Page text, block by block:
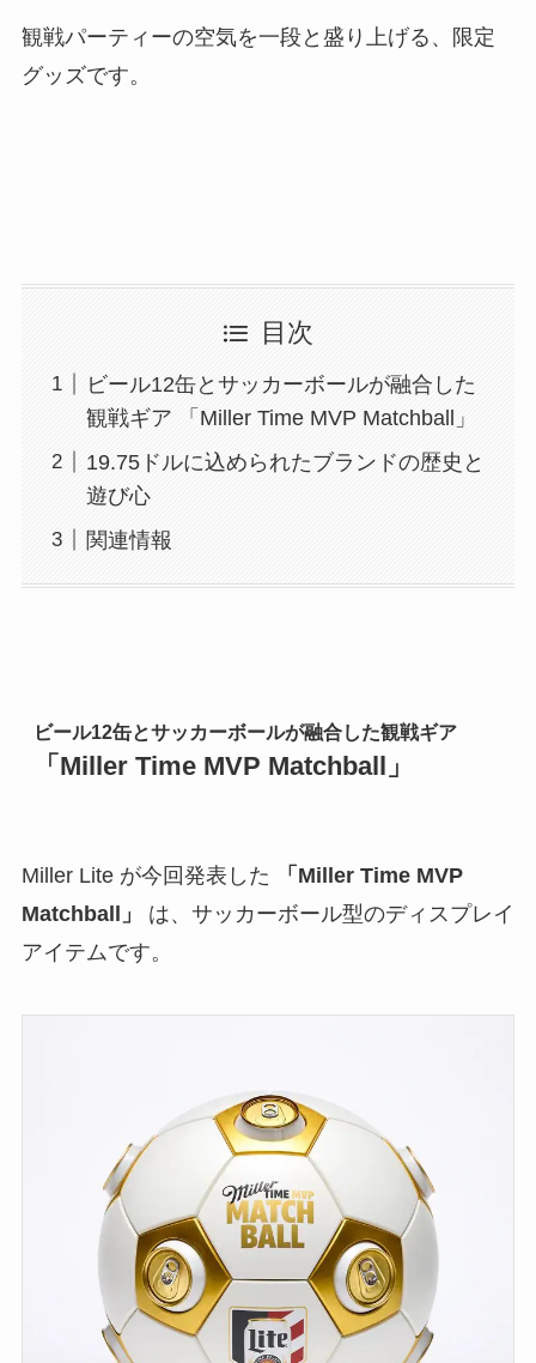
観戦パーティーの空気を一段と盛り上げる、限定
グッズです。
目次
ビール12缶とサッカーボールが融合した
観戦ギア 「Miller Time MVP Matchball」
19.75ドルに込められたブランドの歴史と
遊び心
関連情報
ビール12缶とサッカーボールが融合した観戦ギア
「Miller Time MVP Matchball」
Miller Lite が今回発表した
「Miller Time MVP
Matchball」
は、サッカーボール型のディスプレイ
アイテムです。